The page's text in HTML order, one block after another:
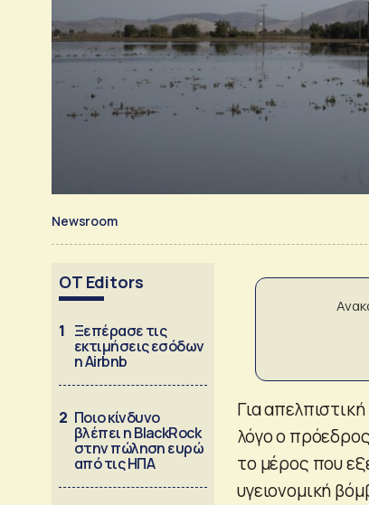
Newsroom
OT Editors
1 Ξεπέρασε τις
εκτιμήσεις εσόδων
η Airbnb
2 Ποιο κίνδυνο
βλέπει η BlackRock
στην πώληση ευρώ
από τις ΗΠΑ
Για
λόγο ο
το μέρος που
υγειονομική